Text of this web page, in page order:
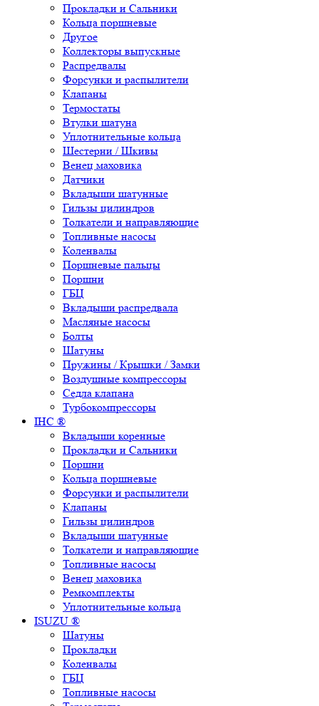
Прокладки и Сальники
Кольца поршневые
Другое
Коллекторы выпускные
Распредвалы
Форсунки и распылители
Клапаны
Термостаты
Втулки шатуна
Уплотнительные кольца
Шестерни / Шкивы
Венец маховика
Датчики
Вкладыши шатунные
Гильзы цилиндров
Толкатели и направляющие
Топливные насосы
Коленвалы
Поршневые пальцы
Поршни
ГБЦ
Вкладыши распредвала
Масляные насосы
Болты
Шатуны
Пружины / Крышки / Замки
Воздушные компрессоры
Седла клапана
Турбокомпрессоры
IHC ®
Вкладыши коренные
Прокладки и Сальники
Поршни
Кольца поршневые
Форсунки и распылители
Клапаны
Гильзы цилиндров
Вкладыши шатунные
Толкатели и направляющие
Топливные насосы
Венец маховика
Ремкомплекты
Уплотнительные кольца
ISUZU ®
Шатуны
Прокладки
Коленвалы
ГБЦ
Топливные насосы